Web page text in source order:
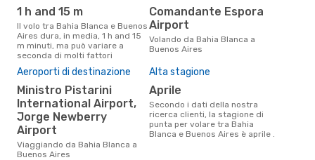
1 h and 15 m
Il volo tra Bahia Blanca e Buenos
Aires dura, in media, 1 h and 15
m minuti, ma può variare a
seconda di molti fattori
Comandante Espora
Airport
Volando da Bahia Blanca a
Buenos Aires
Aeroporti di destinazione
Ministro Pistarini
International Airport,
Jorge Newberry
Airport
Viaggiando da Bahia Blanca a
Buenos Aires
Alta stagione
aprile
Secondo i dati della nostra
ricerca clienti, la stagione di
punta per volare tra Bahia
Blanca e Buenos Aires è aprile .